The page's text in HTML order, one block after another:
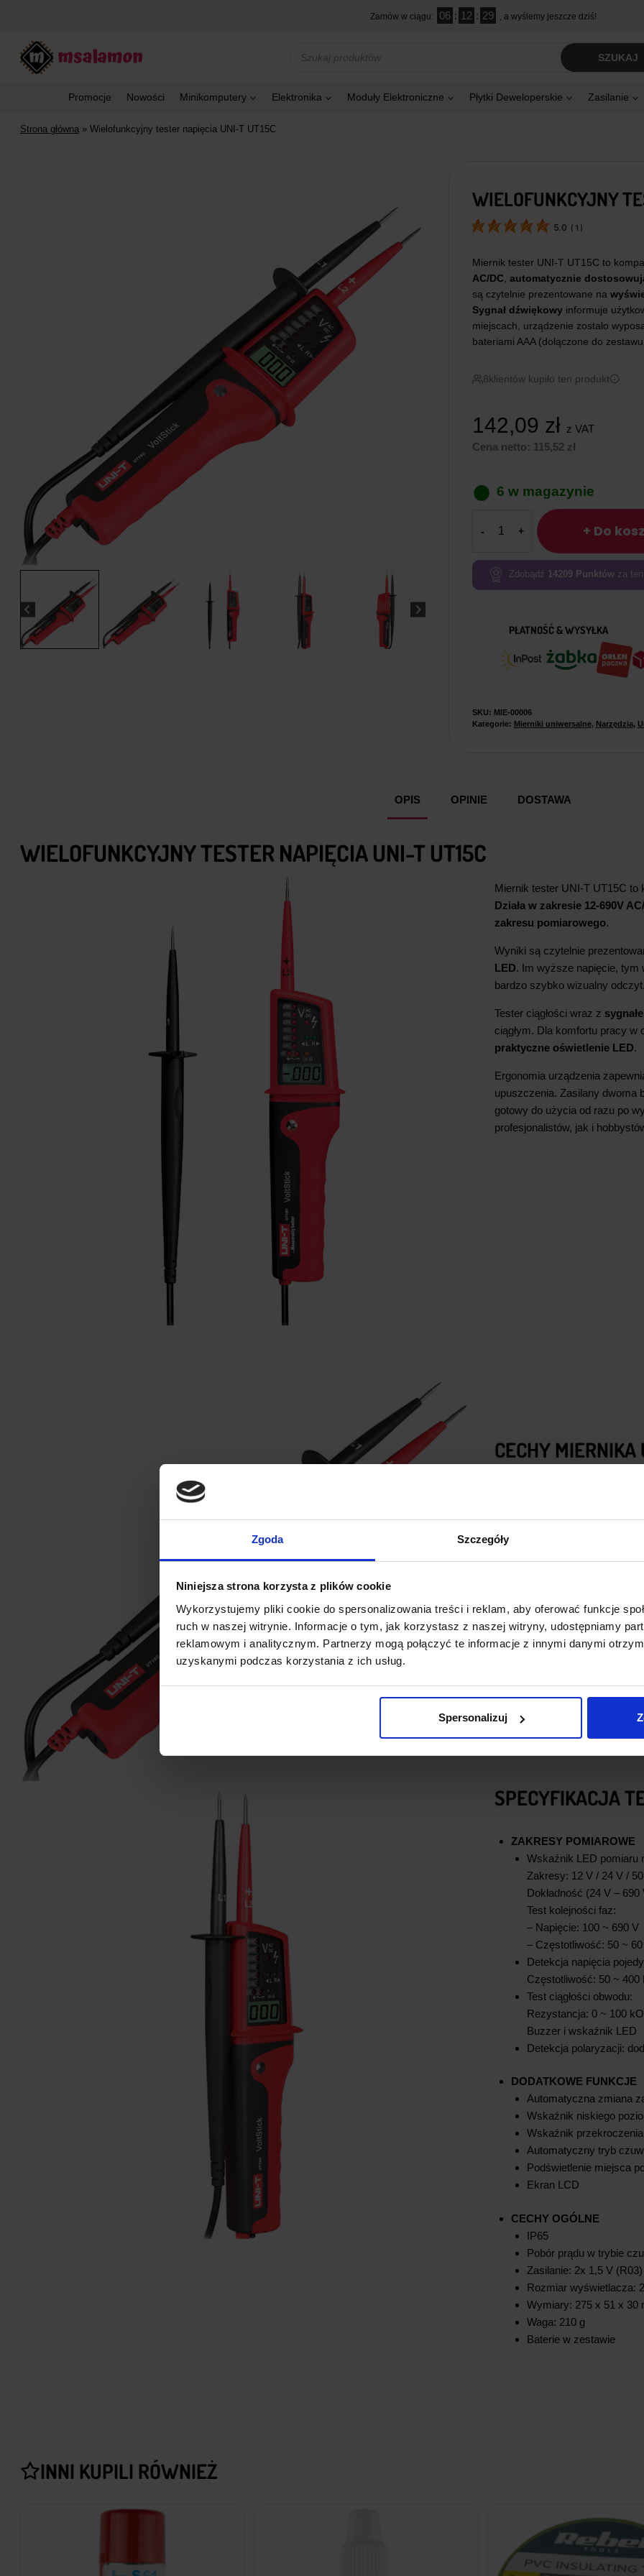
Zgoda Szczegóły
Niniejsza strona korzysta z plików cookie
Wykorzystujemy pliki cookie do spersonalizowania treści i reklam, aby oferować funkcje
ruch w naszej witrynie. Informacje o tym, jak korzystasz z naszej witryny, udostępniamy
reklamowym i analitycznym. Partnerzy mogą połączyć te informacje z innymi danymi
uzyskanymi podczas korzystania z ich usług.
Spersonalizuj
Zamów w ciągu: 06 : 12 : 28 , a wyślemy jeszcze dziś!
produktów
SZUKAJ
Promocje Nowości Minikomputery Elektronika Moduły Elektroniczne Płytki Deweloperskie Zasilanie
Strona główna » Wielofunkcyjny tester napięcia UNI-T UT15C
WIELOFUNKCYJNY
5.0 ( 1 )
Miernik tester UNI-T UT15C to
AC/DC automatycznie
są czytelnie prezentowane na
Sygnał dźwiękowyinformuje
miejscach, urządzenie zostało
bateriami AAA (dołączone do
8klientów kupiło ten produkt
142,09 zł z VAT
Cena netto: 115,52 zł
6 w magazynie
Wielofunkcyjny
napięcia
UNI-
+ Do
Zdobądź 14209Punktówza ten
PŁATNOŚĆ & WYSYŁKA
SKU: MIE-00006
Kategorie: Mierniki uniwersalne, Narzędzia,
OPIS OPINIE DOSTAWA
WIELOFUNKCYJNY TESTER NAPIĘCIA UNI-T UT15C
Miernik tester UNI-T UT15C to
Działa w zakresie 12-690V
zakresu pomiarowego.
Wyniki są czytelnie
LED. Im wyższe napięcie, tym
bardzo szybko wizualny odczyt.
Tester ciągłości wraz z
ciągłym. Dla komfortu pracy
praktyczne oświetlenie LED.
Ergonomia urządzenia
upuszczenia. Zasilany dwoma
gotowy do użycia od razu po
profesjonalistów, jak i
CECHY MIERNIKA
Może
diod LED oraz
Praktyczność:Oświetlenie
kompaktowy rozmiar i
naładowania baterii i
Bezpieczeństwo:
wyślizgnięcia się z dłoni.
SPECYFIKACJA
ZAKRESY POMIAROWE
Wskaźnik LED pomiaru
Zakresy: 12 V / 24 V /
Dokładność (24 V – 690
Test kolejności faz:
– Napięcie: 100 ~ 690 V
– Częstotliwość: 50 ~
Detekcja napięcia
Częstotliwość: 50 ~ 400
Test ciągłości obwodu:
Rezystancja: 0 ~ 100
Buzzer i wskaźnik LED
Detekcja polaryzacji:
DODATKOWE FUNKCJE
Automatyczna zmiana
Wskaźnik niskiego
Wskaźnik
Automatyczny tryb
Podświetlenie miejsca
Ekran LCD
CECHY OGÓLNE
IP65
Pobór prądu w trybie
Zasilanie: 2x 1,5 V (R03)
Rozmiar wyświetlacza:
Wymiary: 275 x 51 x 30
Waga: 210 g
Baterie w zestawie
INNI KUPILI RÓWNIEŻ